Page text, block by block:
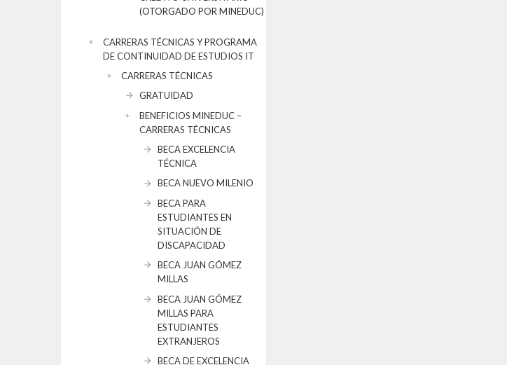
(OTORGADO POR MINEDUC)
CARRERAS TÉCNICAS Y PROGRAMA
DE CONTINUIDAD DE ESTUDIOS IT
CARRERAS TÉCNICAS
GRATUIDAD
BENEFICIOS MINEDUC –
CARRERAS TÉCNICAS
BECA EXCELENCIA
TÉCNICA
BECA NUEVO MILENIO
BECA PARA
ESTUDIANTES EN
SITUACIÓN DE
DISCAPACIDAD
BECA JUAN GÓMEZ
MILLAS
BECA JUAN GÓMEZ
MILLAS PARA
ESTUDIANTES
EXTRANJEROS
BECA DE EXCELENCIA